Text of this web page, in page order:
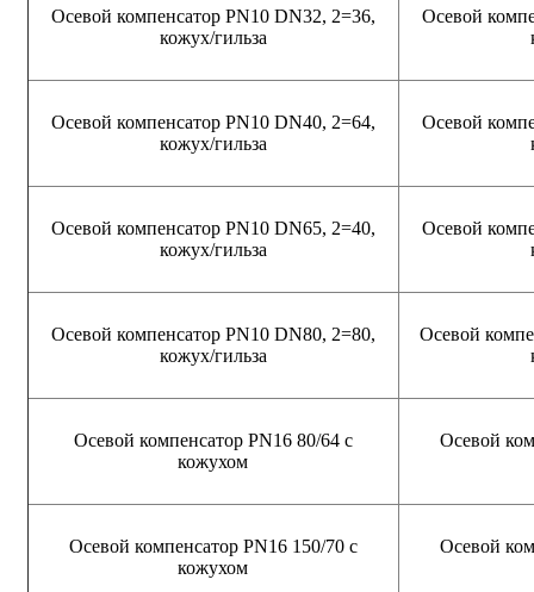
Осевой компенсатор PN10 DN32, 2=36,
кожух/гильза
Осевой
Осевой компенсатор PN10 DN40, 2=64,
кожух/гильза
Осевой
Осевой компенсатор PN10 DN65, 2=40,
кожух/гильза
Осевой
Осевой компенсатор PN10 DN80, 2=80,
кожух/гильза
Осевой
Осевой компенсатор PN16 80/64 с
кожухом
Осевой
Осевой компенсатор PN16 150/70 с
кожухом
Осевой